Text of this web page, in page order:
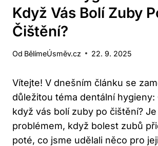
Když Vás Bolí Zuby
Čištění?
Od BělímeÚsměv.cz 22. 9. 2025
Vítejte! V dnešním článku se
důležitou⁢ téma dentální hygieny:
když vás ⁤bolí ⁣zuby po čištění?
problémem, když bolest zubů
poté, co jsme udělali ⁢něco⁢ pro